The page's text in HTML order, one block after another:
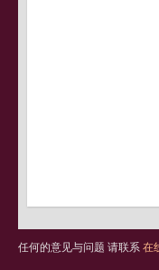
任何的意见与问题 请联系 在